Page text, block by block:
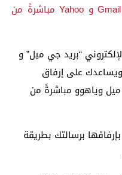
برنامج Affixa لأرفاق الملفات في Gmail و Yahoo مباشرةً من
“بريد جي ميل” و
على إرفاق
وياهوو مباشرةً من
برسالتك بطريقة